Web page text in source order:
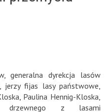
,generalna dyrekcja lasów
jerzy fijas lasy państwowe
Paulina Hennig-Kloska
drzewnego z lasami